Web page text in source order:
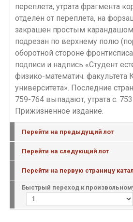
переплета, утрата фрагмента
отделен от переплета, на
закрашен простым
подрезан по верхнему полю
оборотной стороне
подписи и надпись «Студент
физико-математич. факультета
университета». Последние
759-764 выпадают, утрата с.
Прижизненное издание.
Перейти на предыдущий лот
Перейти на следующий лот
Перейти на первую страницу
Быстрый переход к